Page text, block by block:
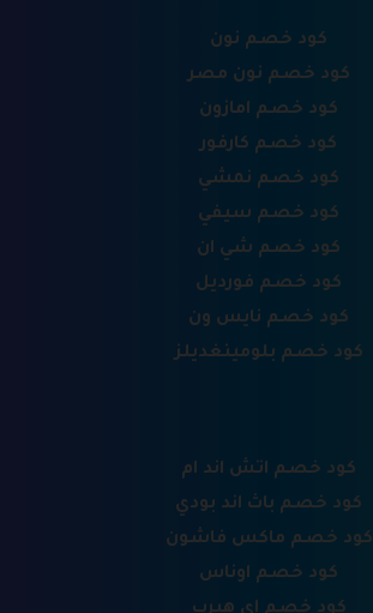
كود خصم نون
كود خصم نون مصر
كود خصم امازون
كود خصم كارفور
كود خصم نمشي
كود خصم سيفي
كود خصم شي ان
كود خصم فورديل
كود خصم نايس ون
كود خصم بلومينغديلز
كود خصم اتش اند ام
كود خصم باث اند بودي
كود خصم ماكس فاشون
كود خصم اوناس
كود خصم اي هيرب